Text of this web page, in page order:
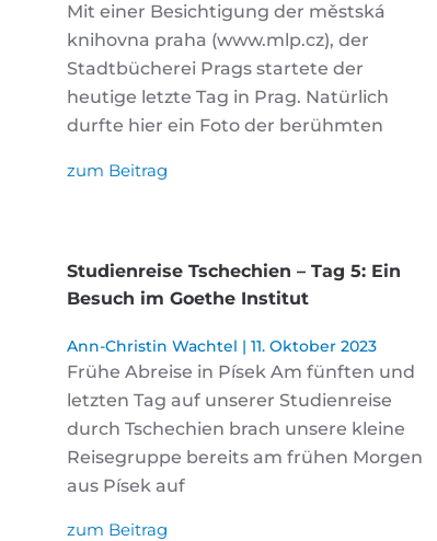
Mit einer Besichtigung der městská
knihovna praha (www.mlp.cz), der
Stadtbücherei Prags startete der
heutige letzte Tag in Prag. Natürlich
durfte hier ein Foto der berühmten
zum Beitrag
Studienreise Tschechien – Tag 5: Ein
Besuch im Goethe Institut
Ann-Christin Wachtel 11. Oktober 2023
Frühe Abreise in Písek Am fünften und
letzten Tag auf unserer Studienreise
durch Tschechien brach unsere kleine
Reisegruppe bereits am frühen Morgen
aus Písek auf
zum Beitrag